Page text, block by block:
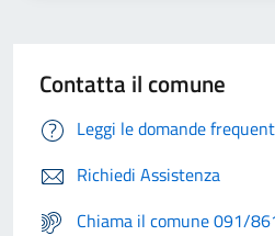
Contatta il comune
Leggi le domande
Richiedi Assistenza
Chiama il comune 091/